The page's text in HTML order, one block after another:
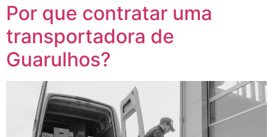
Por que contratar uma
transportadora de
Guarulhos?